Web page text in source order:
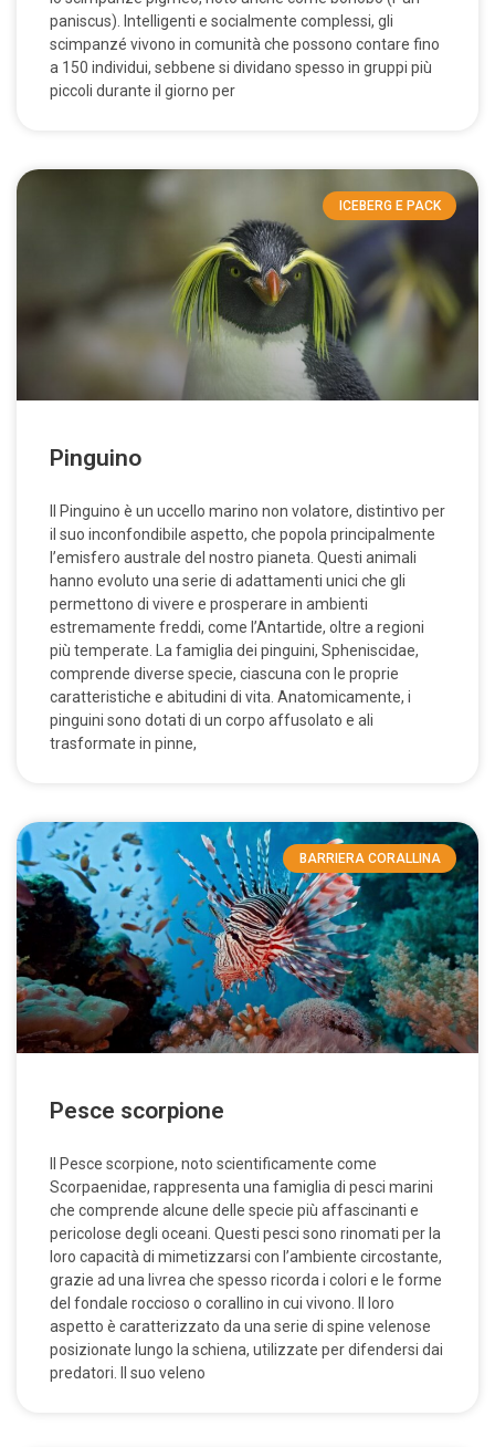
paniscus). Intelligenti e socialmente complessi, gli
scimpanzé vivono in comunità che possono contare fino
a 150 individui, sebbene si dividano spesso in gruppi più
piccoli durante il giorno per
ICEBERG E PACK
Pinguino
Il Pinguino è un uccello marino non volatore, distintivo per
il suo inconfondibile aspetto, che popola principalmente
l’emisfero australe del nostro pianeta. Questi animali
hanno evoluto una serie di adattamenti unici che gli
permettono di vivere e prosperare in ambienti
estremamente freddi, come l’Antartide, oltre a regioni
più temperate. La famiglia dei pinguini, Spheniscidae,
comprende diverse specie, ciascuna con le proprie
caratteristiche e abitudini di vita. Anatomicamente, i
pinguini sono dotati di un corpo affusolato e ali
trasformate in pinne,
BARRIERA CORALLINA
Pesce scorpione
Il Pesce scorpione, noto scientificamente come
Scorpaenidae, rappresenta una famiglia di pesci marini
che comprende alcune delle specie più affascinanti e
pericolose degli oceani. Questi pesci sono rinomati per la
loro capacità di mimetizzarsi con l’ambiente circostante,
grazie ad una livrea che spesso ricorda i colori e le forme
del fondale roccioso o corallino in cui vivono. Il loro
aspetto è caratterizzato da una serie di spine velenose
posizionate lungo la schiena, utilizzate per difendersi dai
predatori. Il suo veleno